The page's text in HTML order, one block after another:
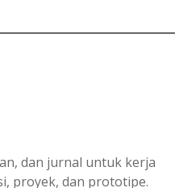
dan jurnal untuk kerja
proyek, dan prototipe.